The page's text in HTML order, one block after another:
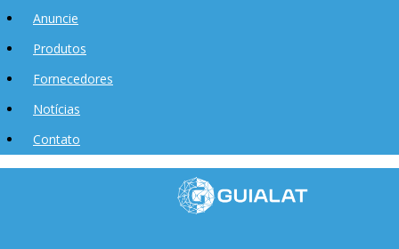
Anuncie
Produtos
Fornecedores
Notícias
Contato